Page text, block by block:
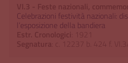
VI.3 - Feste nazionali,
Celebrazioni festività nazionali:
l’esposizione della bandiera
Estr. Cronologici: 1921
Segnatura: c. 12237 b. 424 f.